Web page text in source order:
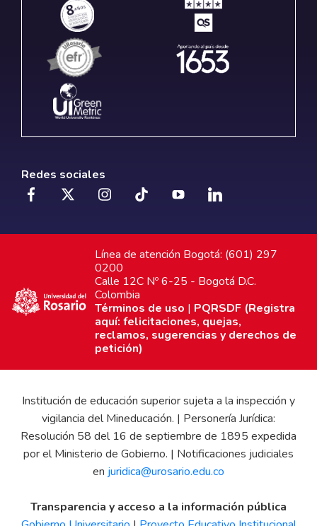
Redes sociales
Línea de atención Bogotá: (601) 297
0200
Calle 12C Nº 6-25 - Bogotá D.C.
Colombia
Términos de uso | PQRSDF (Registra
aquí: felicitaciones, quejas,
reclamos, sugerencias y derechos de
petición)
Institución de educación superior sujeta a la inspección y
vigilancia del Mineducación. | Personería Jurídica:
Resolución 58 del 16 de septiembre de 1895 expedida
por el Ministerio de Gobierno. | Notificaciones judiciales
en juridica@urosario.edu.co
Transparencia y acceso a la información pública